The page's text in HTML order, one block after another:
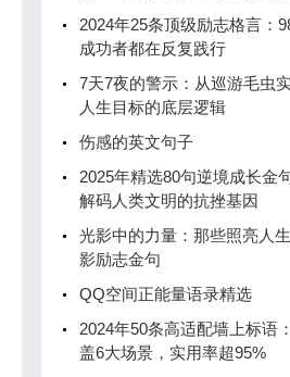
2024年25条顶级励志格言：
成功者都在反复践行
7天7夜的警示：从巡游毛虫
人生目标的底层逻辑
伤感的英文句子
2025年精选80句逆境成长金
解码人类文明的抗挫基因
光影中的力量：那些照亮人
影励志金句
QQ空间正能量语录精选
2024年50条高适配墙上标语
盖6大场景，实用率超95%